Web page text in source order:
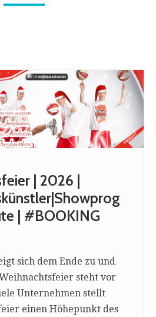
| 2026 |
| #BOOKING
sich dem Ende zu und
steht vor
Unternehmen stellt
einen Höhepunkt des